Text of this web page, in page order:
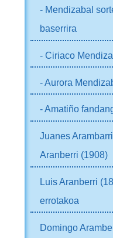
- Mendizabal
baserrira
- Ciriaco
- Aurora
- Amatiño
Juanes
Aranberri (1908)
Luis Aranberri
errotakoa
Domingo